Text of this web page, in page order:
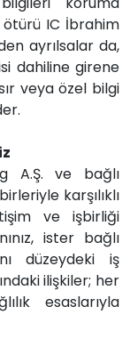
IC İbrahim
ayrılsalar da,
dahiline girene
veya özel bilgi
A.Ş. ve bağlı
karşılıklı
ve işbirliği
ister bağlı
düzeydeki iş
ilişkiler; her
esaslarıyla